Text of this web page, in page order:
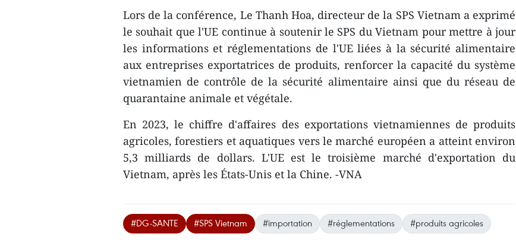
Lors de la conférence, Le Thanh Hoa, directeur de la SPS Vietnam a exprimé
le souhait que l'UE continue à soutenir le SPS du Vietnam pour mettre à jour
les informations et réglementations de l'UE liées à la sécurité alimentaire
aux entreprises exportatrices de produits, renforcer la capacité du système
vietnamien de contrôle de la sécurité alimentaire ainsi que du réseau de
quarantaine animale et végétale.
En 2023, le chiffre d'affaires des exportations vietnamiennes de produits
agricoles, forestiers et aquatiques vers le marché européen a atteint environ
5,3 milliards de dollars. L'UE est le troisième marché d'exportation du
Vietnam, après les États-Unis et la Chine. -VNA
#DG-SANTE #SPS Vietnam #importation #réglementations #produits agricoles